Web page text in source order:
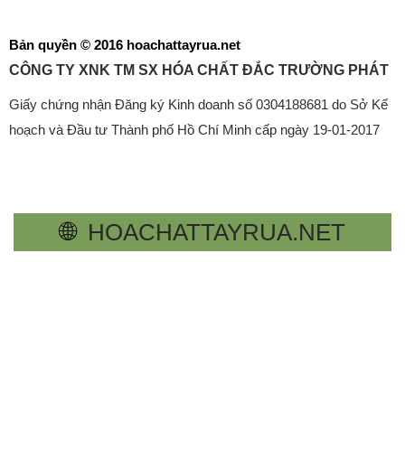
Bản quyền © 2016 hoachattayrua.net
CÔNG TY XNK TM SX HÓA CHẤT ĐẮC TRƯỜNG PHÁT
Giấy chứng nhận Đăng ký Kinh doanh số 0304188681 do Sở Kế
hoạch và Đầu tư Thành phố Hồ Chí Minh cấp ngày 19-01-2017
🌐 HOACHATTAYRUA.NET